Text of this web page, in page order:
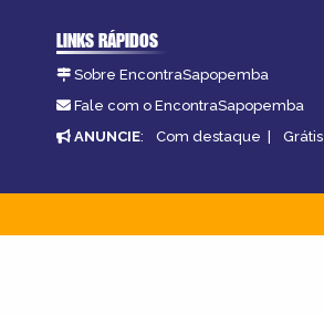
LINKS RÁPIDOS
Sobre EncontraSapopemba
Fale com o EncontraSapopemba
ANUNCIE: Com destaque | Grátis